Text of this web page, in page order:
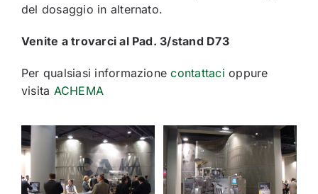
del dosaggio in alternato.
Venite a trovarci al Pad. 3/stand D73
Per qualsiasi informazionecontattaci oppure
visita ACHEMA